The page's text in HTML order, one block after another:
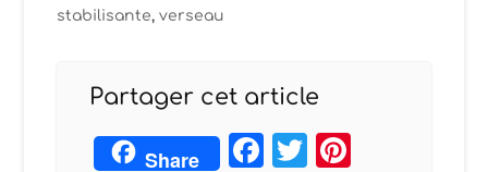
stabilisante,verseau
Partager cet article
Share Facebook
Twitter